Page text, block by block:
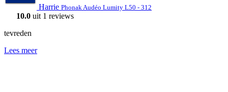
Harrie Phonak Audéo Lumity L50 - 312
10.0 uit 1 reviews
tevreden
Lees meer